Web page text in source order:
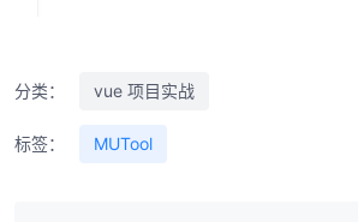
分类： vue 项目实战
标签： MUTool